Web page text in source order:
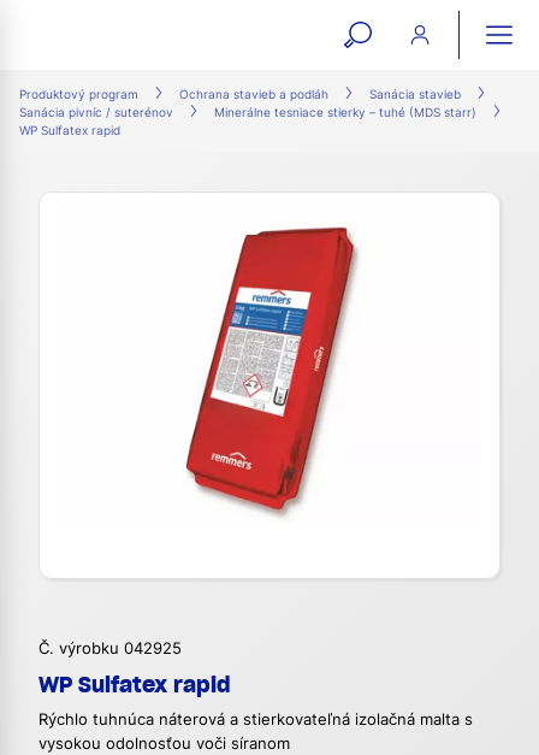
open
search
form
Produktový program Ochrana stavieb a podláh
Sanácia stavieb
Sanácia pivníc / suterénov
Minerálne tesniace stierky – tuhé (MDS starr)
WP Sulfatex rapid
Č. výrobku 042925
WP Sulfatex rapid
Rýchlo tuhnúca náterová a stierkovateľná izolačná malta s
vysokou odolnosťou voči síranom